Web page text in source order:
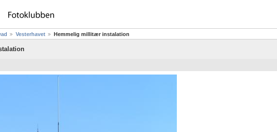
Vesterhavet Hemmelig millitær instalation